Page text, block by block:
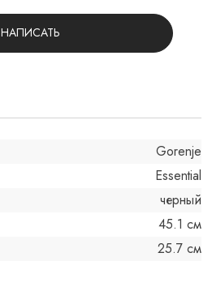
НАПИСАТЬ
Gorenje
Essential
черный
45.1 см
25.7 см